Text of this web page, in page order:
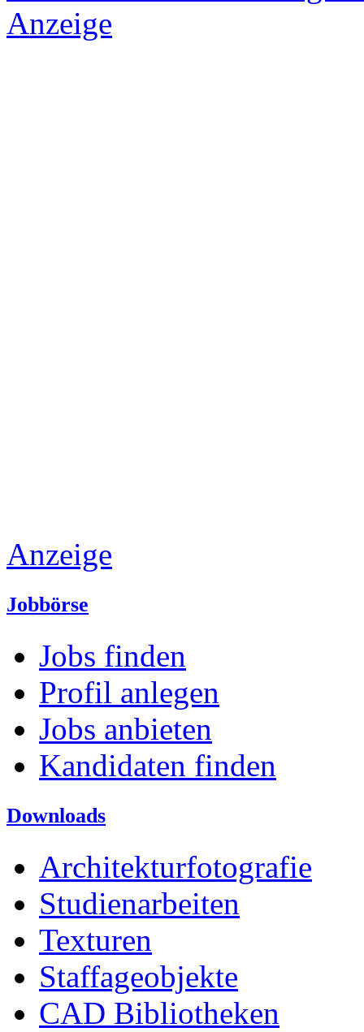
Anzeige
Anzeige
Jobbörse
Jobs finden
Profil anlegen
Jobs anbieten
Kandidaten finden
Downloads
Architekturfotografie
Studienarbeiten
Texturen
Staffageobjekte
CAD Bibliotheken